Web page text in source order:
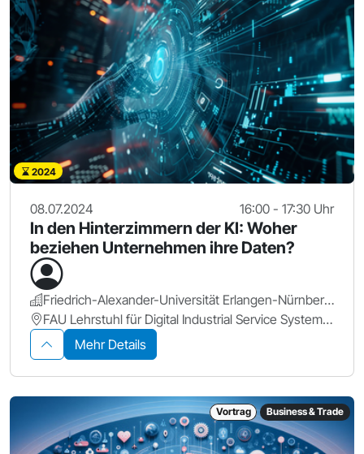
2024
08.07.2024 16:00 - 17:30 Uhr
In den Hinterzimmern der KI: Woher
beziehen Unternehmen ihre Daten?
Friedrich-Alexander-Universität Erlangen-Nürnberg.
FAU Lehrstuhl für Digital Industrial Service Systems, Fürther Str. 248, 90429 Nürnberg https://www.is.rw.fau.de/home
Mehr Details
Vortrag Business & Trade